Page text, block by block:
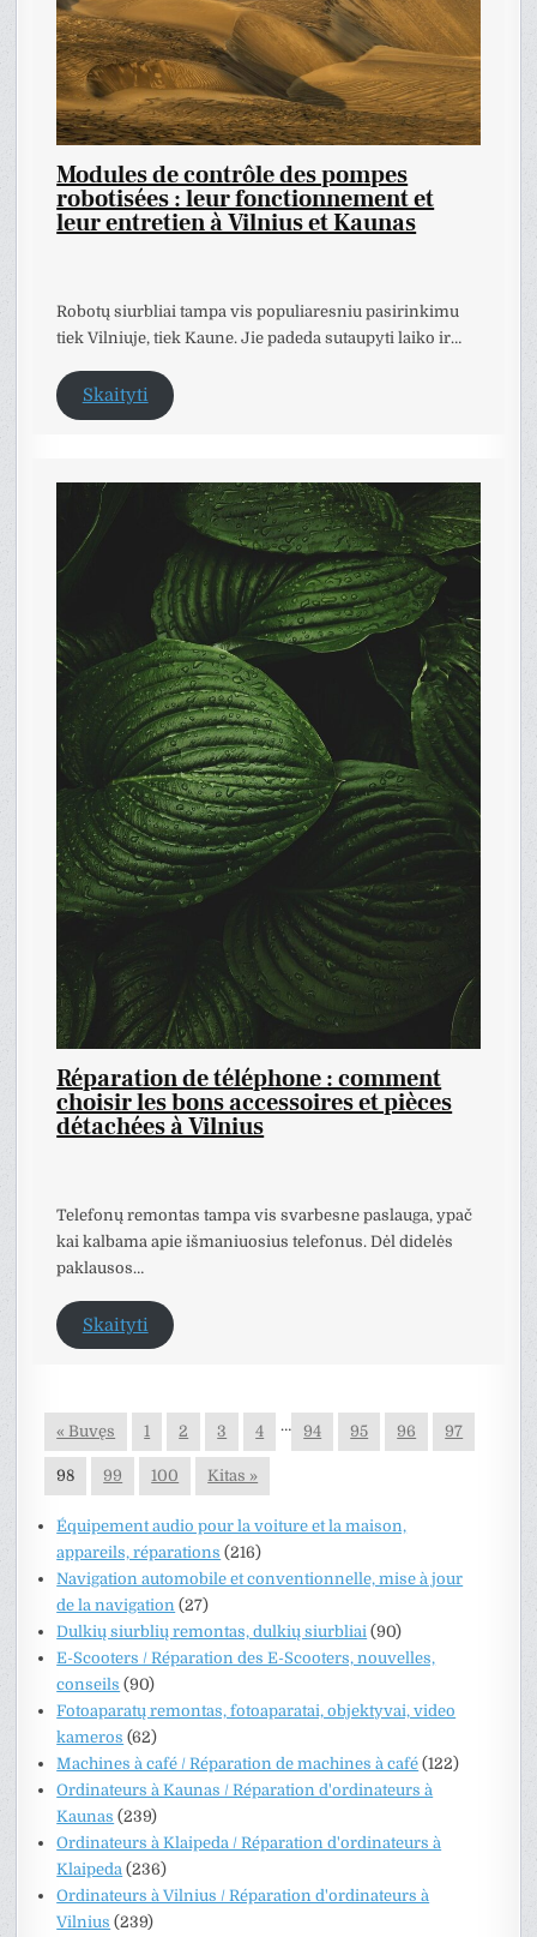
Modules de contrôle des pompes
robotisées : leur fonctionnement et
leur entretien à Vilnius et Kaunas
Robotų siurbliai tampa vis populiaresniu pasirinkimu
tiek Vilniuje, tiek Kaune. Jie padeda sutaupyti laiko ir…
Skaityti
Réparation de téléphone : comment
choisir les bons accessoires et pièces
détachées à Vilnius
Telefonų remontas tampa vis svarbesne paslauga, ypač
kai kalbama apie išmaniuosius telefonus. Dėl didelės
paklausos…
Skaityti
« Buvęs 1 2 3 4 … 94 95 96 97
98 99 100 Kitas »
Équipement audio pour la voiture et la maison,
appareils, réparations (216)
Navigation automobile et conventionnelle, mise à jour
de la navigation (27)
Dulkių siurblių remontas, dulkių siurbliai (90)
E-Scooters / Réparation des E-Scooters, nouvelles,
conseils (90)
Fotoaparatų remontas, fotoaparatai, objektyvai, video
kameros (62)
Machines à café / Réparation de machines à café (122)
Ordinateurs à Kaunas / Réparation d'ordinateurs à
Kaunas (239)
Ordinateurs à Klaipeda / Réparation d'ordinateurs à
Klaipeda (236)
Ordinateurs à Vilnius / Réparation d'ordinateurs à
Vilnius (239)